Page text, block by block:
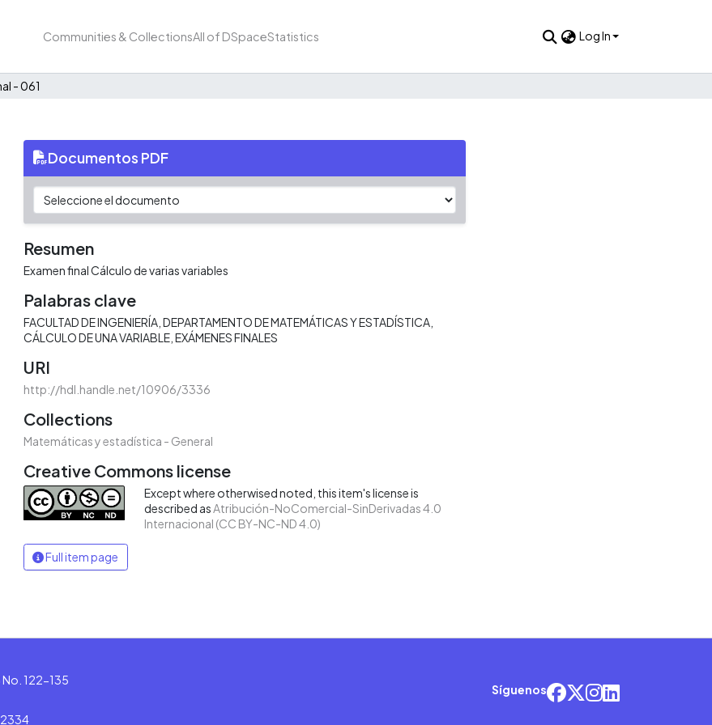
Communities & CollectionsAll of DSpaceStatistics Log In
- 061
Documentos PDF
Resumen
Examen final Cálculo de varias variables
Palabras clave
FACULTAD DE INGENIERÍA DEPARTAMENTO DE MATEMÁTICAS Y ESTADÍSTICA
CÁLCULO DE UNA VARIABLE EXÁMENES FINALES
URI
http://hdl.handle.net/10906/3336
Collections
Matemáticas y estadística - General
Creative Commons license
Except where otherwised noted, this item's license is
described as Atribución-NoComercial-SinDerivadas 4.0
Internacional (CC BY-NC-ND 4.0)
Full item page
No. 122-135
Síguenos